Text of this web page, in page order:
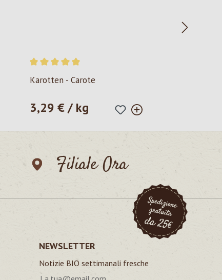
Valutazione media di 5 su 5 stelle
Karotten - Carote
Prezzo normale:
3,29 € / kg
Filiale Ora
NEWSLETTER
Notizie BIO settimanali fresche